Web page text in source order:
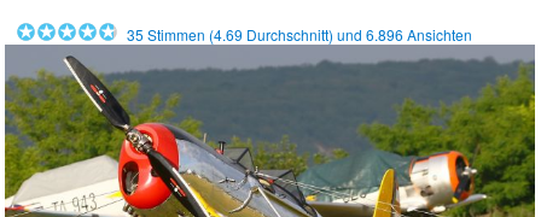
35 Stimmen (4.69 Durchschnitt) und6.896 Ansichten